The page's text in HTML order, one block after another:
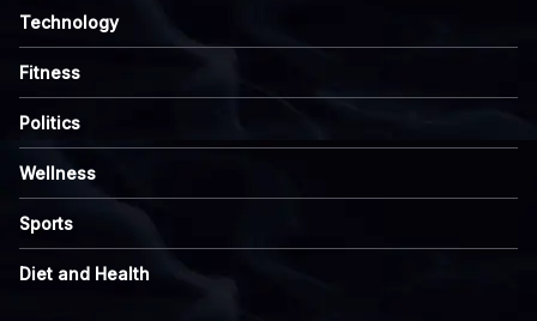
Technology
Fitness
Politics
Wellness
Sports
Diet and Health